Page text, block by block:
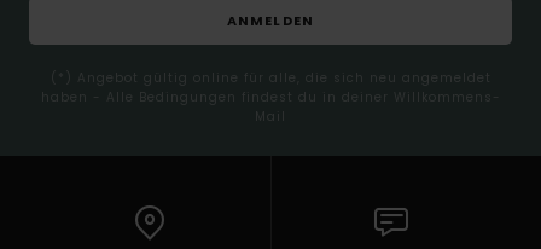
ANMELDEN
(*) Angebot gültig online für alle, die sich neu angemeldet
haben - Alle Bedingungen findest du in deiner Willkommens-
Mail